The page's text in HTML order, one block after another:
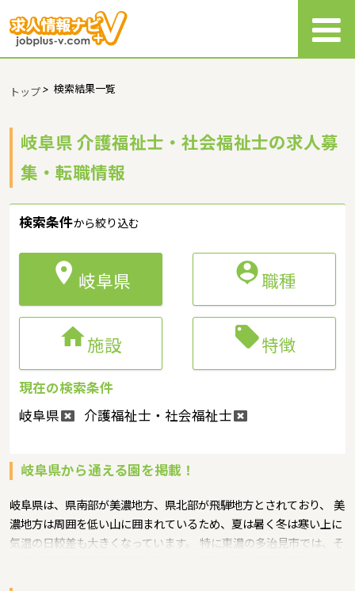
トップ> 検索結果一覧
岐阜県 介護福祉士・社会福祉士の求人募
集・転職情報
検索条件から絞り込む
 岐阜県 職種
施設 特徴
現在の検索条件
岐阜県
介護福祉士・社会福祉士
岐阜県から通える園を掲載！
岐阜県は、県南部が美濃地方、県北部が飛騨地方とされており、 美
濃地方は周囲を低い山に囲まれているため、夏は暑く冬は寒い上に
気温の日較差も大きくなっています。 特に東濃の多治見市では、そ